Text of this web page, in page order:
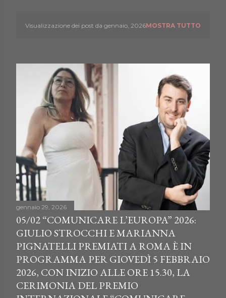
Visualizzazione dei post da gennaio, 2026MOSTRA TUTTO
gennaio 29, 2026
05/02 “COMUNICARE L’EUROPA” 2026:
GIULIO STROCCHI E MARIANNA
PIGNATELLI PREMIATI A ROMA È IN
PROGRAMMA PER GIOVEDÌ 5 FEBBRAIO
2026, CON INIZIO ALLE ORE 15.30, LA
CERIMONIA DEL PREMIO